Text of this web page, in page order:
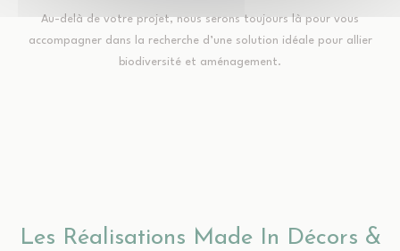
Au-delà de votre projet, nous serons toujours là pour vous
accompagner dans la recherche d’une solution idéale pour allier
biodiversité et aménagement.
Les Réalisations Made In Décors &